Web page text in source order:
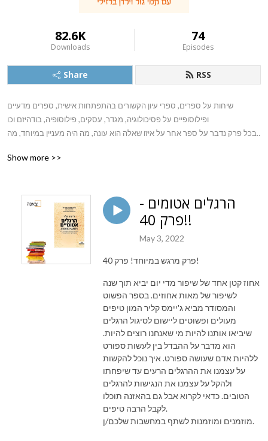
82.6K
Downloads
74
Episodes
Share RSS
שיחות על ספרים, ספרי עיון הקשורים בהתפתחות אישית, ספרים מדעיים
ופילוסופיים על פסיכולוגיה, מגדר, עסקים, פילוסופיה, בודהיזם וכו
בכל פרק נדבר על ספר אחר על איזו שאלה הוא עונה, מה היה מעניין במיוחד, מה
Show more >>
הרגלים אטומים -
פרק 40!!
May 3, 2022
פרק מרגש במיוחד! פרק 40!
אחוז קטן אחד של שיפור מדי יום יביא תוך שנה
לשיפור של מאות אחוזים. בספר הפשוט
והמסודר מביא ג'יימס קליר המון טיפים
מעולים ופשוטים ליישום לסיגול הרגלים
שיביאו אותנו להיות מי שאנחנו רוצים להיות.
הוא מדבר על ההבדל בין לעשות ספורט
ללהיות אדם שעושה ספורט. איך נוכל להקשות
על עצמנו את ההרגלים הרעים עד שיפחתו
ולהקל על עצמנו את הנגישות להרגלים
הטובים. כדאי לקרוא אבל גם בהאזנה תוכלו
לקבל הרבה טיפים.
מוזמנים ומוזמנות לשתף במחשבות שלכם/ן.